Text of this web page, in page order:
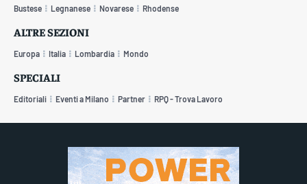
Bustese Legnanese Novarese Rhodense
ALTRE SEZIONI
Europa Italia Lombardia Mondo
SPECIALI
Editoriali Eventi a Milano Partner RPQ - Trova Lavoro